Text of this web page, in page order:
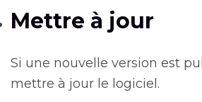
Mettre à jour
Si une nouvelle version est
mettre à jour le logiciel.